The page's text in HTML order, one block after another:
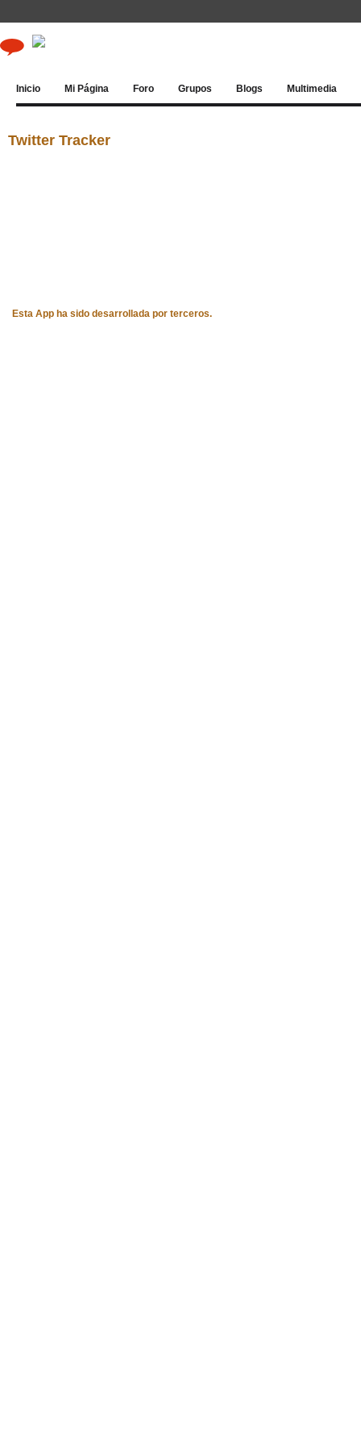
Inicio Mi Página Foro Grupos Blogs Multimedia
Twitter Tracker
Esta App ha sido desarrollada por terceros.